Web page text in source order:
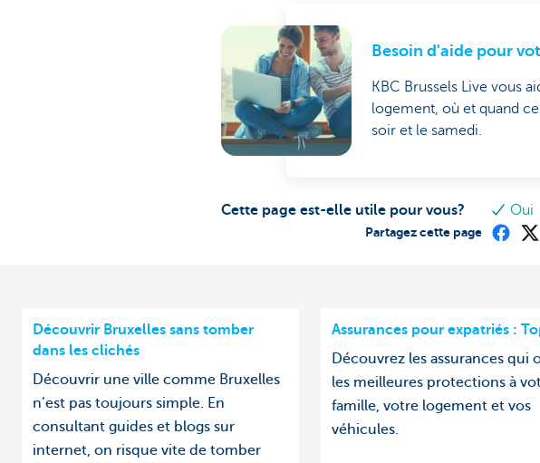
Besoin d'aide pour
KBC Brussels Live vous
logement, où et quand
soir et le samedi.
Cette page est-elle utile pour vous? Oui
Partagez cette page
Découvrir Bruxelles sans tomber
dans les clichés
Découvrir une ville comme Bruxelles
n’est pas toujours simple. En
consultant guides et blogs sur
internet, on risque vite de tomber
Assurances pour expatriés :
Découvrez les assurances qui
les meilleures protections à
famille, votre logement et vos
véhicules.